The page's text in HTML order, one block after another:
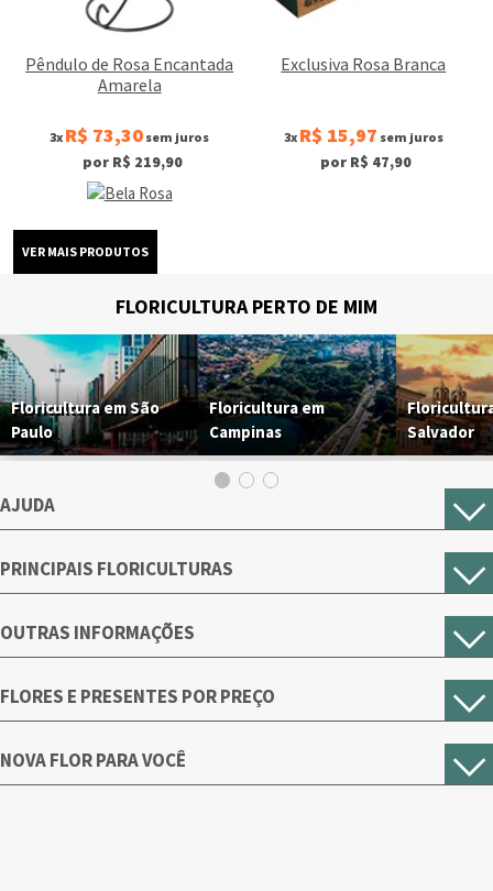
Pêndulo de Rosa Encantada
Amarela
3x R$ 73,30 sem juros
por R$ 219,90
Exclusiva Rosa Branca
3x R$ 15,97 sem juros
por R$ 47,90
FLORICULTURA PERTO DE MIM
Floricultura em São
Paulo
Floricultura em
Campinas
Salvador
AJUDA
PRINCIPAIS FLORICULTURAS
OUTRAS INFORMAÇÕES
FLORES E PRESENTES POR PREÇO
NOVA FLOR PARA VOCÊ